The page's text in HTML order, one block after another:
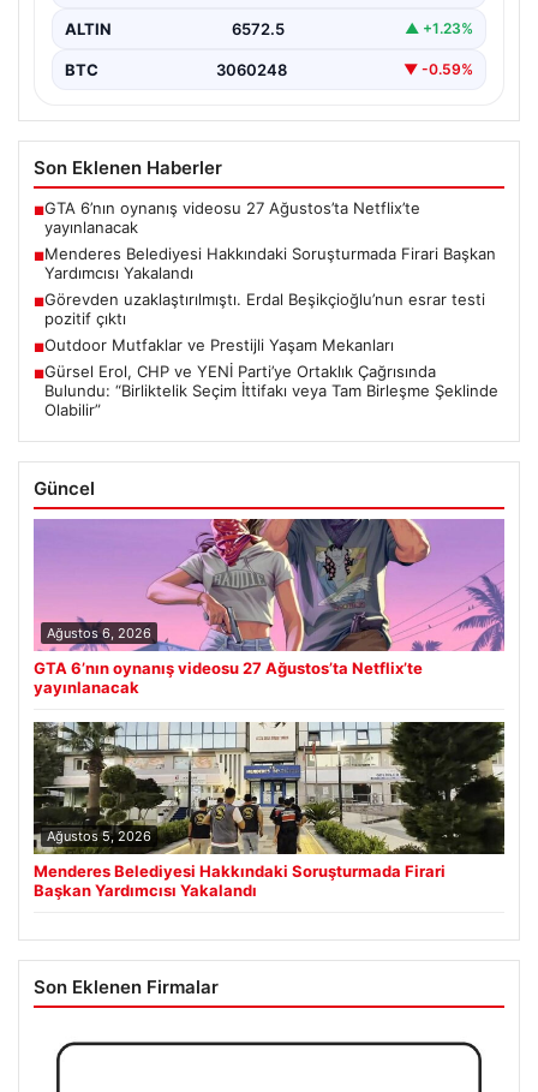
ALTIN 6572.5 ▲ +1.23%
BTC 3060248 ▼ -0.59%
Son Eklenen Haberler
■GTA 6’nın oynanış videosu 27 Ağustos’ta Netflix’te
yayınlanacak
■Menderes Belediyesi Hakkındaki Soruşturmada Firari Başkan
Yardımcısı Yakalandı
■Görevden uzaklaştırılmıştı. Erdal Beşikçioğlu’nun esrar testi
pozitif çıktı
■Outdoor Mutfaklar ve Prestijli Yaşam Mekanları
■Gürsel Erol, CHP ve YENİ Parti’ye Ortaklık Çağrısında
Bulundu: “Birliktelik Seçim İttifakı veya Tam Birleşme Şeklinde
Olabilir”
Güncel
Ağustos 6, 2026
GTA 6’nın oynanış videosu 27 Ağustos’ta Netflix’te
yayınlanacak
Ağustos 5, 2026
Menderes Belediyesi Hakkındaki Soruşturmada Firari
Başkan Yardımcısı Yakalandı
Son Eklenen Firmalar